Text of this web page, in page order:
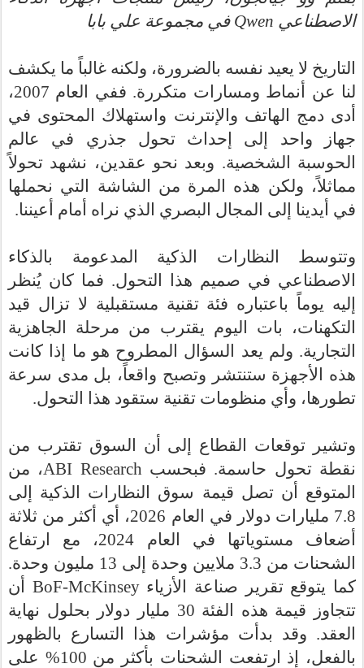
الاصطناعي Qwen في مجموعة علي بابا
التاريخ لا يعيد نفسه بالضرورة، ولكنه غالباً ما يكشف
لنا عن أنماط ومسارات متكررة. ففي ال
عام 2007،
أدى دمج الهاتف والإنترنت واستهلاك المحتوى في
جهاز واحد إلى إحداث تحول جذري في عالم
الحوسبة الشخصية. وبعد نحو عقدين، نشهد تحولاً
مماثلاً، ولكن هذه المرة من الشاشة التي نحملها
في أيدينا إلى المجال البصري الذي نراه أمام أعيننا.
وتتوسط النظارات الذكية المدعومة بالذكاء
الاصطناعي في صميم هذا التحول. فما كان يُنظر
إليه يوماً باعتباره فئة تقنية مستقبلية لا تزال قيد
التكهنات، بات اليوم يقترب من مرحلة الجاهزية
التجارية. ولم يعد السؤال المطروح هو ما إذا كانت
هذه الأجهزة ستنتشر وتصبح واقعاً، بل مدى سرعة
تطورها، وأي منظومات تقنية ستقود هذا التحول.
وتشير توقعات القطاع إلى أن السوق تقترب من
نقطة تحول حاسمة. فبحسب ABI Research، من
المتوقع أن تصل قيمة سوق النظارات الذكية إلى
7.8 مليارات دولار في
ال
عام 2026، أي أكثر من ثلاثة
أضعاف مستوياتها في العام 2024، مع ارتفاع
الشحنات من 3.3 ملايين وحدة إلى 13 مليون وحدة.
كما يتوقع تقرير صناعة الأزياءBoF-McKinsey أن
تتجاوز قيمة هذه الفئة 30 مليار دولار بحلول نهاية
العقد. وقد بدأت مؤشرات هذا التسارع بالظهور
بالفعل، إذ ارتفعت الشحنات بأكثر من 100% على